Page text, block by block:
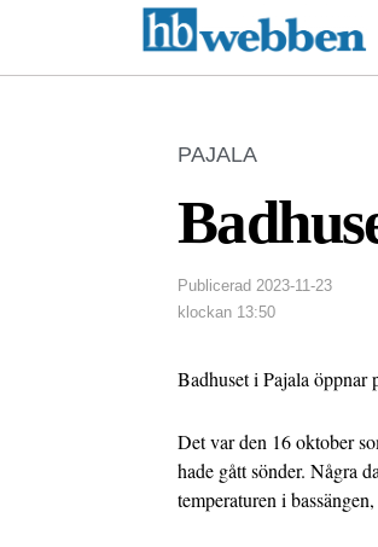
PAJALA
Publicerad 2023-11-23
klockan 13:50
Badhuset i Pajala
Det var den 16 oktober
hade gått sönder. Några
temperaturen i